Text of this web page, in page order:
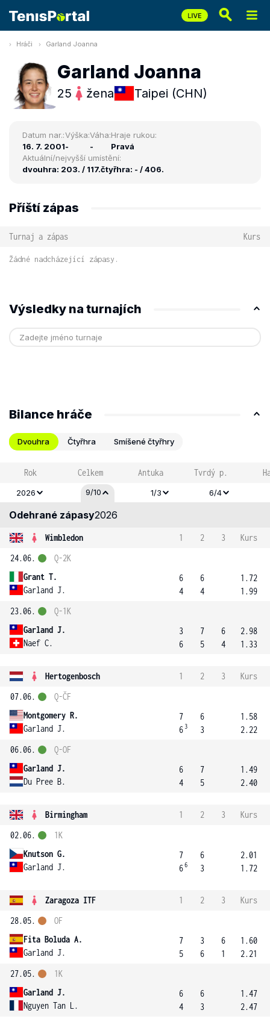
Hráči Garland Joanna
Garland Joanna
25 žena Taipei (CHN)
Datum nar.:
16. 7. 2001
Výška:
-
Váha:
-
Hraje rukou:
Pravá
Aktuální/nejvyšší umístění:
dvouhra: 203. / 117.čtyřhra: - / 406.
Příští zápas
Turnaj a zápas Kurs
Žádné nadcházející zápasy.
Výsledky na turnajích
Bilance hráče
Dvouhra Čtyřhra Smíšené čtyřhry
Rok Celkem Antuka Tvrdý p.
2026 9/10 1/3 6/4
Odehrané zápasy2026
Wimbledon 1 2 3
Kurs
24.06.
Grant T.
Garland J.
Q-2K
6
4
6
4
1.72
1.99
23.06.
Garland J.
Naef C.
Q-1K
3
6
7
5
6
4
2.98
1.33
Hertogenbosch 1 2 3
Kurs
07.06.
Montgomery R.
Garland J.
Q-ČF
7
6 3
6
3
1.58
2.22
06.06.
Garland J.
Du Pree B.
Q-OF
6
4
7
5
1.49
2.40
Birmingham 1 2 3
Kurs
02.06.
Knutson G.
Garland J.
1K
7
66
6
3
2.01
1.72
Zaragoza ITF 1 2 3
Kurs
28.05.
Fita Boluda A.
Garland J.
OF
7
5
3
6
6
1
1.60
2.21
27.05.
Garland J.
Nguyen Tan L.
1K
6
4
6
3
1.47
2.47